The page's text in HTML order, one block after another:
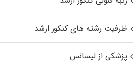
ظرفیت رشته های کنکور ارشد
پزشکی از لیسانس